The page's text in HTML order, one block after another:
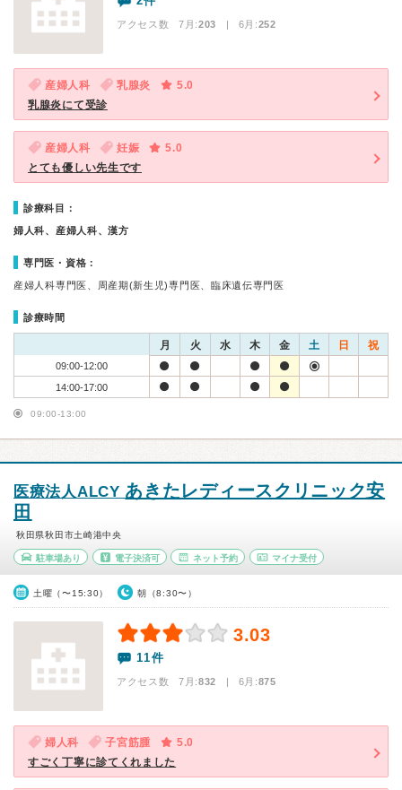
アクセス数 7月:203 | 6月:252
産婦人科 乳腺炎
5.0
乳腺炎にて受診
産婦人科 妊娠
5.0
とても優しい先生です
診療科目：
婦人科、産婦人科、漢方
専門医・資格：
産婦人科専門医、周産期(新生児)専門医、臨床遺伝専門医
診療時間
月 火 水 木 金 土 日 祝
09:00-12:00
14:00-17:00
09:00-13:00
医療法人ALCY あきたレディースクリニック安
田
秋田県秋田市土崎港中央
駐車場あり 電子決済可 ネット予約 マイナ受付
土曜（〜15:30） 朝（8:30〜）
3.03
11件
アクセス数 7月:832 | 6月:875
婦人科 子宮筋腫
5.0
すごく丁寧に診てくれました